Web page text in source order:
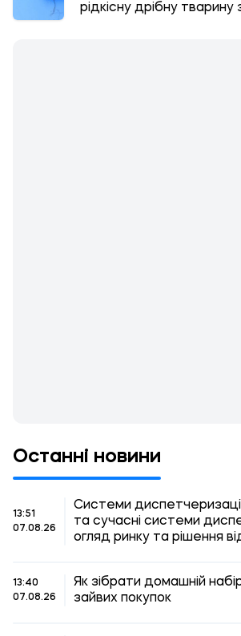
рідкісну дрібну тварину
Останні новини
13:51
07.08.26
Системи
та сучасні системи
огляд ринку та рішення
13:40
07.08.26
Як зібрати домашній
зайвих покупок